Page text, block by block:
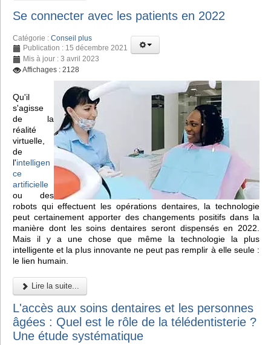
Se connecter avec les patients en 2022
Catégorie : Conseil plus
Publication : 15 décembre 2021
Mis à jour : 3 avril 2023
Affichages : 2128
Qu'il
s'agisse
de la
réalité
virtuelle,
de
l'intelligen
ce
artificielle
ou des
robots qui effectuent les opérations dentaires, la technologie
peut certainement apporter des changements positifs dans la
manière dont les soins dentaires seront dispensés en 2022.
Mais il y a une chose que même la technologie la plus
intelligente et la plus innovante ne peut pas remplir à elle seule :
le lien humain.
Lire la suite...
L'accès aux soins dentaires et les personnes
âgées : Quel est le rôle de la télédentisterie ?
Une étude systématique